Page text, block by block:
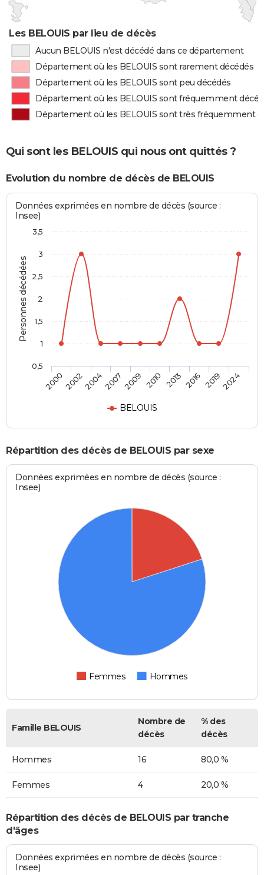
Les BELOUIS par lieu de décès
Aucun BELOUIS n'est décédé dans ce département
Département où les BELOUIS sont rarement décédés
Département où les BELOUIS sont peu décédés
Département où les BELOUIS sont fréquemment
Département où les BELOUIS sont très fréquemment
Qui sont les BELOUIS qui nous ont quittés ?
Evolution du nombre de décès de BELOUIS
Personnes décédées
Données exprimées en nombre de décès (source :
Insee)
BELOUIS
20002002200420072009 2010 2013 2016 20192024
0,5
1
1,5
2
2,5
3
3,5
Répartition des décès de BELOUIS par sexe
Données exprimées en nombre de décès (source :
Insee)
Femmes Hommes
Famille BELOUIS
Nombre de
décès
% des
décès
Hommes 16 80,0 %
Femmes 4 20,0 %
Répartition des décès de BELOUIS par tranche
d'âges
Données exprimées en nombre de décès (source :
Insee)